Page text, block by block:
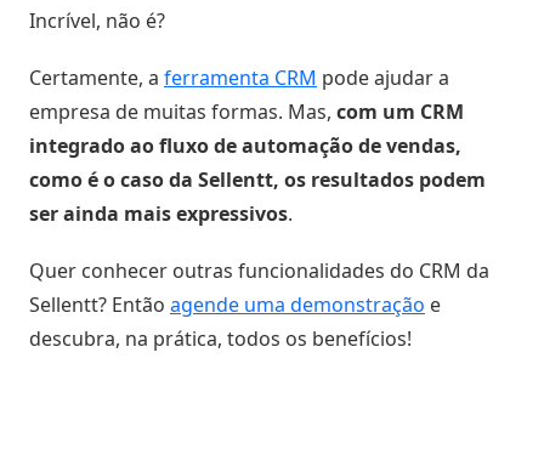
Incrível, não é?
Certamente, a ferramenta CRM pode ajudar a
empresa de muitas formas. Mas, com um CRM
integrado ao fluxo de automação de vendas,
como é o caso da Sellentt, os resultados podem
ser ainda mais expressivos.
Quer conhecer outras funcionalidades do CRM da
Sellentt? Então agende uma demonstração e
descubra, na prática, todos os benefícios!